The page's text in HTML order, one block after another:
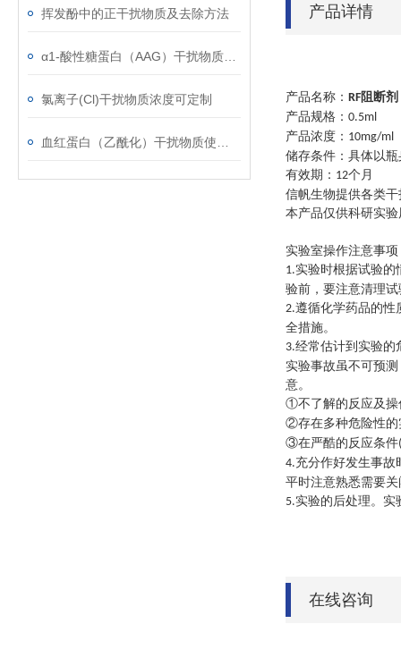
挥发酚中的正干扰物质及去除方法
氯离子(Cl)干扰物质浓度可定制
产品详情
产品名称： RF阻断
产品规格： 0.5ml
产品浓度： 10mg/ml
储存条件：具体以
有效期： 12个月
信帆生物提供各类
本产品仅供科研实
实验室操作注意事项
1.实验时根据试验的
验前，要注意清理
2.遵循化学药品的性
全措施。
3.经常估计到实验的
实验事故虽不可预
意。
①不了解的反应及操
②存在多种危险性的
③在严酷的反应条件(
4.充分作好发生事故
平时注意熟悉需要
5.实验的后处理。实
在线咨询